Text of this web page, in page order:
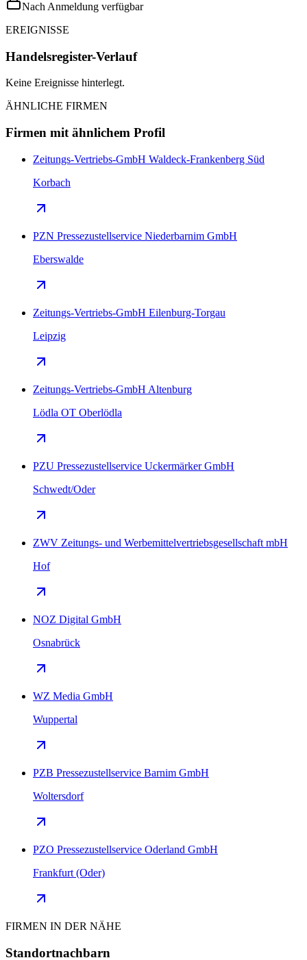
Nach Anmeldung verfügbar
EREIGNISSE
Handelsregister-Verlauf
Keine Ereignisse hinterlegt.
ÄHNLICHE FIRMEN
Firmen mit ähnlichem Profil
Zeitungs-Vertriebs-GmbH Waldeck-Frankenberg Süd
Korbach
PZN Pressezustellservice Niederbarnim GmbH
Eberswalde
Zeitungs-Vertriebs-GmbH Eilenburg-Torgau
Leipzig
Zeitungs-Vertriebs-GmbH Altenburg
Lödla OT Oberlödla
PZU Pressezustellservice Uckermärker GmbH
Schwedt/Oder
ZWV Zeitungs- und Werbemittelvertriebsgesellschaft mbH
Hof
NOZ Digital GmbH
Osnabrück
WZ Media GmbH
Wuppertal
PZB Pressezustellservice Barnim GmbH
Woltersdorf
PZO Pressezustellservice Oderland GmbH
Frankfurt (Oder)
FIRMEN IN DER NÄHE
Standortnachbarn